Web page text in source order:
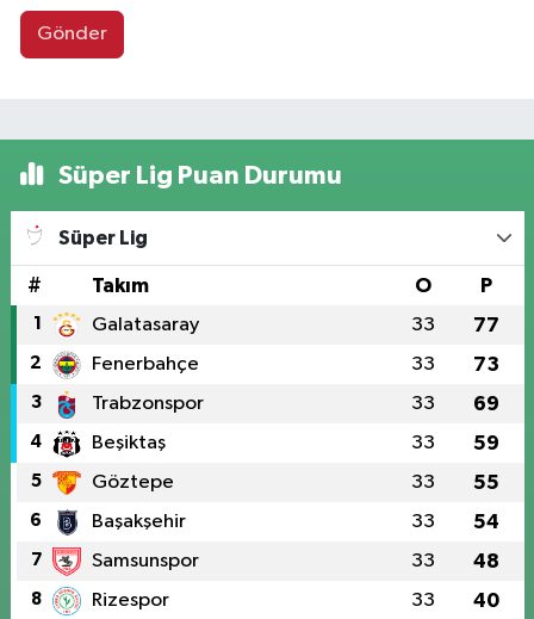
Gönder
Süper Lig Puan Durumu
Süper Lig
# Takım O P
1 Galatasaray 33 77
2 Fenerbahçe 33 73
3 Trabzonspor 33 69
4 Beşiktaş 33 59
5 Göztepe 33 55
6 Başakşehir 33 54
7 Samsunspor 33 48
8 Rizespor 33 40